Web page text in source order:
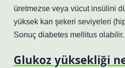
üretmezse veya vücut insülini
yüksek kan şekeri seviyeleri
Sonuç diabetes mellitus olabilir.
Glukoz yüksekliği